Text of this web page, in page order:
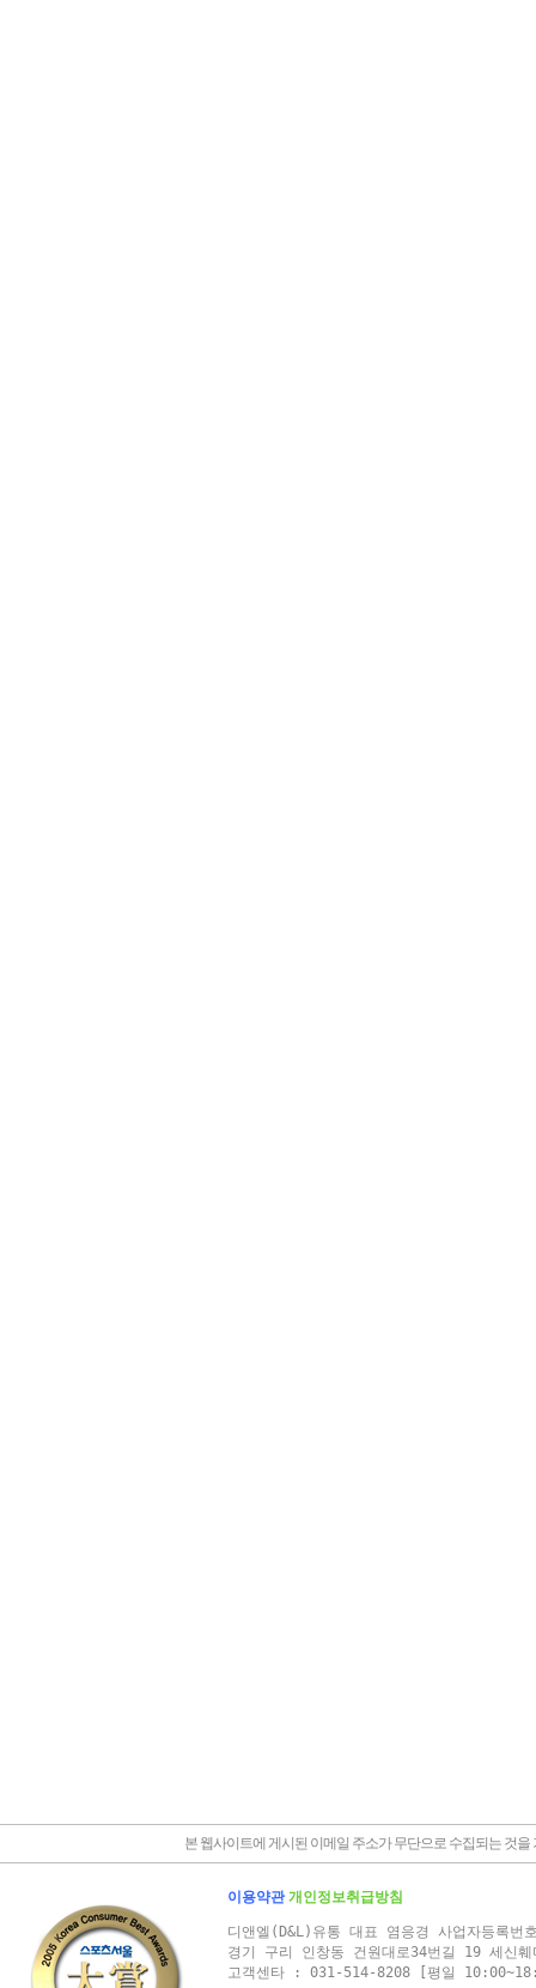
본 웹사이트에 게시된 이메일 주소가 무단으로 수집되는 것
이용약관 개인정보취급방침
디앤엘(D&L)유통 대표 염응경 사업자등록
경기 구리 인창동 건원대로34번길 19 세신
고객센타 : 031-514-8208 [평일